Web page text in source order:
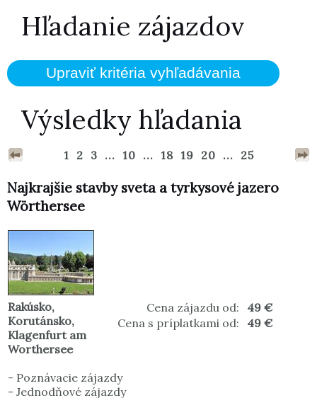
Hľadanie zájazdov
Výsledky hľadania
1 2 3 ... 10 ... 18 19 20 ... 25
Najkrajšie stavby sveta a tyrkysové jazero
Wörthersee
Cena zájazdu od:
49 €
Cena s príplatkami od:
49 €
Rakúsko,
Korutánsko,
Klagenfurt am
Worthersee
- Poznávacie zájazdy
- Jednodňové zájazdy